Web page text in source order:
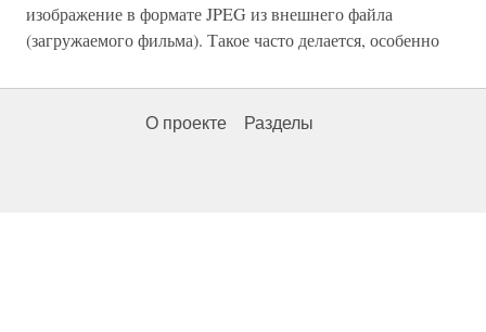
изображение в формате JPEG из внешнего файла
(загружаемого фильма). Такое часто делается, особенно
О проекте Разделы